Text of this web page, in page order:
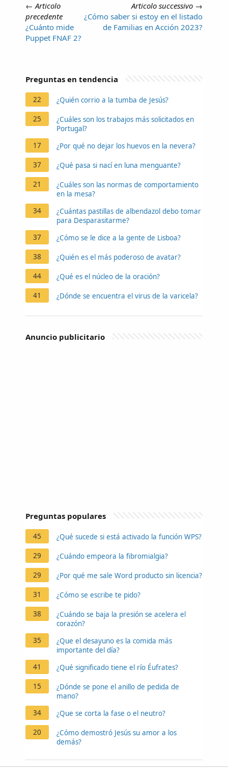
←Articolo
precedente
¿Cuánto mide
Puppet FNAF 2?
Articolo successivo →
¿Cómo saber si estoy en el listado
de Familias en Acción 2023?
Preguntas en tendencia
22 ¿Quién corrio a la tumba de Jesús?
25
¿Cuáles son los trabajos más solicitados en
Portugal?
17
¿Por qué no dejar los huevos en la nevera?
37 ¿Qué pasa si nací en luna menguante?
21
¿Cuáles son las normas de comportamiento
en la mesa?
34
¿Cuántas pastillas de albendazol debo tomar
para Desparasitarme?
37
¿Cómo se le dice a la gente de Lisboa?
38 ¿Quién es el más poderoso de avatar?
44 ¿Qué es el núcleo de la oración?
41 ¿Dónde se encuentra el virus de la varicela?
Anuncio publicitario
Preguntas populares
45 ¿Qué sucede si está activado la función WPS?
29 ¿Cuándo empeora la fibromialgia?
29 ¿Por qué me sale Word producto sin licencia?
31 ¿Cómo se escribe te pido?
38
¿Cuándo se baja la presión se acelera el
corazón?
35
¿Que el desayuno es la comida más
importante del día?
41
¿Qué significado tiene el río Éufrates?
15
¿Dónde se pone el anillo de pedida de
mano?
34
¿Que se corta la fase o el neutro?
20
¿Cómo demostró Jesús su amor a los
demás?